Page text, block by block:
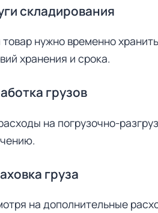
складирования
товар нужно временно
хранения и срока.
грузов
на погрузочно-
груза
на дополнительные